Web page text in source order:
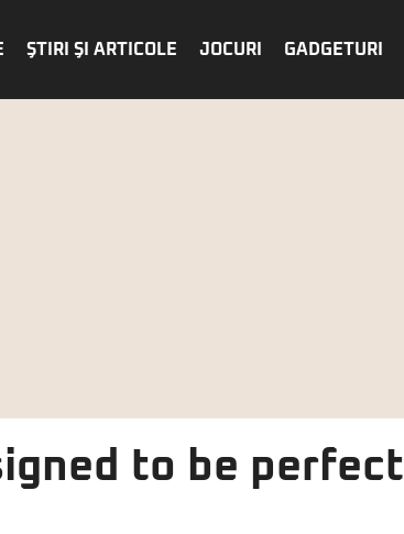
ŞTIRI ŞI ARTICOLE JOCURI GADGETURI
to be perfect